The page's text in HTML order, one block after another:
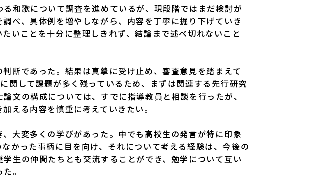
和歌について調査を進めているが、現段階ではまだ検討が
べ、具体例を増やしながら、内容を丁寧に掘り下げていき
いことを十分に整理しきれず、結論まで述べ切れないこと
断であった。結果は真摯に受け止め、審査意見を踏まえて
関して課題が多く残っているため、まずは関連する先行研究
文の構成については、すでに指導教員と相談を行ったが、
える内容を慎重に考えていきたい。
大変多くの学びがあった。中でも高校生の発言が特に印象
かった事柄に目を向け、それについて考える経験は、今後の
生の仲間たちとも交流することができ、勉学について互い
。